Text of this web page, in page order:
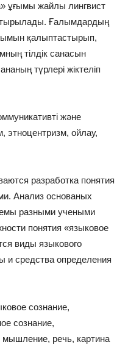
ұғымы жайлы лингвист
Ғалымдардың
қалыптастырып,
тілдік санасын
түрлері жіктеліп
және
этноцентризм, ойлау,
разработка понятия
Анализ основаных
разными учеными
понятия «языковое
виды языкового
и средства определения
сознание,
сознание,
мышление, речь, картина